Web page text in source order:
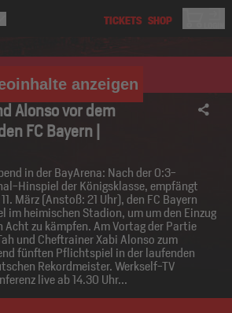
anzeigen
Alonso vor dem
FC Bayern |
in der BayArena: Nach der 0:3-
Hinspiel der Königsklasse, empfängt
März (Anstoß: 21 Uhr), den FC Bayern
im heimischen Stadion, um um den Einzug
Acht zu kämpfen. Am Vortag der Partie
und Cheftrainer Xabi Alonso zum
fünften Pflichtspiel in der laufenden
Rekordmeister. Werkself-TV
live ab 14.30 Uhr...